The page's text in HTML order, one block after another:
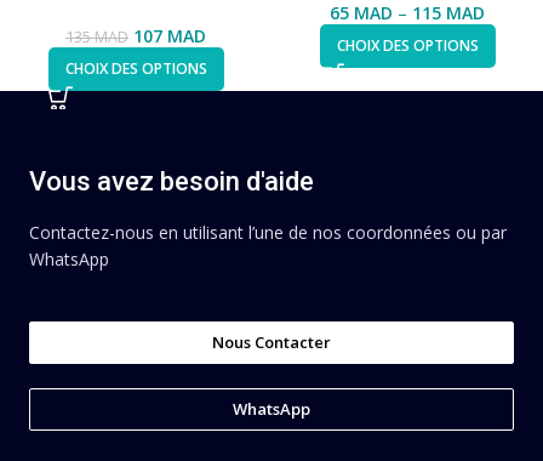
135MAD 107 MAD
CHOIX DES OPTIONS
65 MAD – 115 MAD
CHOIX DES OPTIONS
Vous avez besoin d'aide
Contactez-nous en utilisant l’une de nos coordonnées ou par
WhatsApp
Nous Contacter
WhatsApp